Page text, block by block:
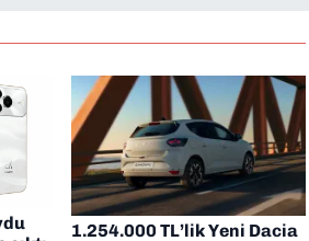
1.254.000 TL’lik Yeni Dacia